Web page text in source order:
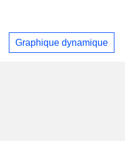
Graphique dynamique